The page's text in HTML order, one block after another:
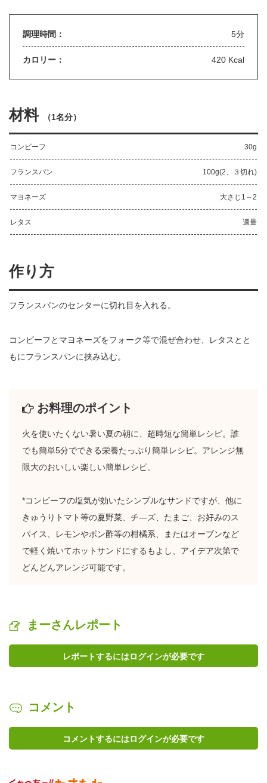
調理時間： 5分
カロリー： 420 Kcal
材料 （1名分）
コンビーフ 30g
フランスパン 100g(2、３切れ)
マヨネーズ 大さじ1～2
レタス 適量
作り方
フランスパンのセンターに切れ目を入れる。
コンビーフとマヨネーズをフォーク等で混ぜ合わせ、レタスとと
もにフランスパンに挟み込む。
お料理のポイント
火を使いたくない暑い夏の朝に、超時短な簡単レシピ。誰
でも簡単5分でできる栄養たっぷり簡単レシピ。アレンジ無
限大のおいしい楽しい簡単レシピ。
*コンビーフの塩気が効いたシンプルなサンドですが、他に
きゅうりトマト等の夏野菜、チ―ズ、たまご、お好みのス
パイス、レモンやポン酢等の柑橘系、またはオーブンなど
で軽く焼いてホットサンドにするもよし、アイデア次第で
どんどんアレンジ可能です。
まーさんレポート
レポートするにはログインが必要です
コメント
コメントするにはログインが必要です